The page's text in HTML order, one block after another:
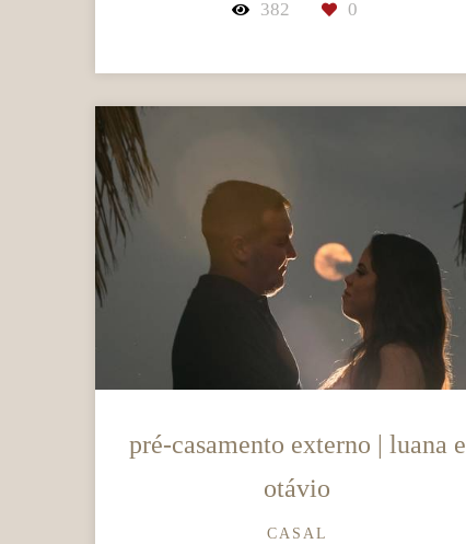
382 0
pré-casamento externo | luana e
otávio
CASAL